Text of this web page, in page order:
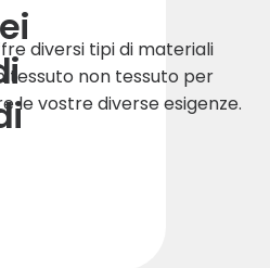
diversi tipi di materiali
tessuto non tessuto per
le vostre diverse esigenze.